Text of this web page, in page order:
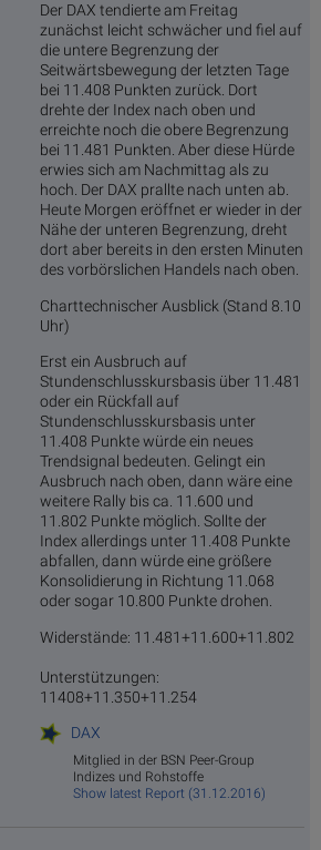
Der DAX tendierte am Freitag
zunächst leicht schwächer und fiel auf
die untere Begrenzung der
Seitwärtsbewegung der letzten Tage
bei 11.408 Punkten zurück. Dort
drehte der Index nach oben und
erreichte noch die obere Begrenzung
bei 11.481 Punkten. Aber diese Hürde
erwies sich am Nachmittag als zu
hoch. Der DAX prallte nach unten ab.
Heute Morgen eröffnet er wieder in der
Nähe der unteren Begrenzung, dreht
dort aber bereits in den ersten Minuten
des vorbörslichen Handels nach oben.
Charttechnischer Ausblick (Stand 8.10
Uhr)
Erst ein Ausbruch auf
Stundenschlusskursbasis über 11.481
oder ein Rückfall auf
Stundenschlusskursbasis unter
11.408 Punkte würde ein neues
Trendsignal bedeuten. Gelingt ein
Ausbruch nach oben, dann wäre eine
weitere Rally bis ca. 11.600 und
11.802 Punkte möglich. Sollte der
Index allerdings unter 11.408 Punkte
abfallen, dann würde eine größere
Konsolidierung in Richtung 11.068
oder sogar 10.800 Punkte drohen.
Widerstände: 11.481+11.600+11.802
Unterstützungen:
11408+11.350+11.254
DAX
Mitglied in der BSN Peer-Group
Indizes und Rohstoffe
Show latest Report (31.12.2016)